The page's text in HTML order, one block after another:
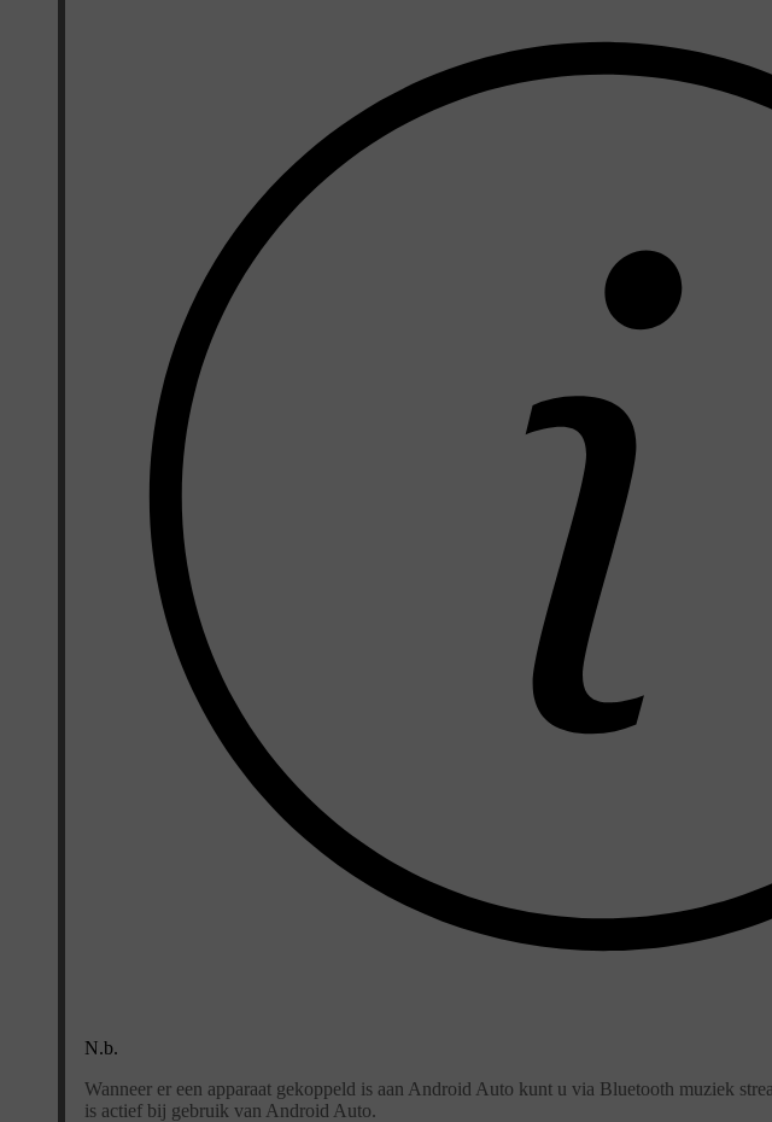
N.b.
Wanneer er een apparaat gekoppeld is aan Android Auto kunt u via Bluetooth muziek
is actief bij gebruik van Android Auto.